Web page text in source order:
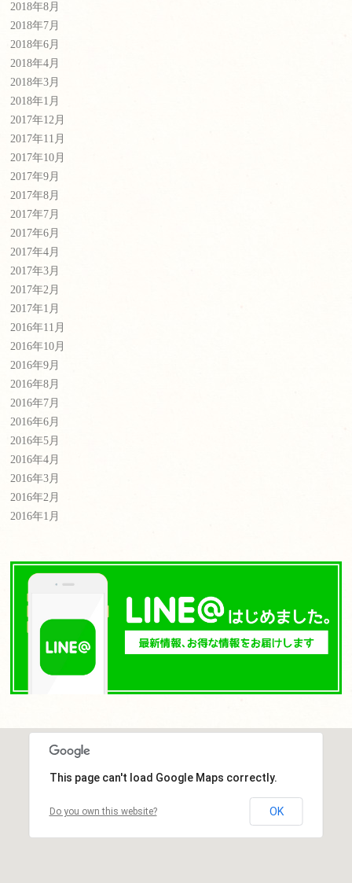
2018年8月
2018年7月
2018年6月
2018年4月
2018年3月
2018年1月
2017年12月
2017年11月
2017年10月
2017年9月
2017年8月
2017年7月
2017年6月
2017年4月
2017年3月
2017年2月
2017年1月
2016年11月
2016年10月
2016年9月
2016年8月
2016年7月
2016年6月
2016年5月
2016年4月
2016年3月
2016年2月
2016年1月
This page can't load Google Maps correctly.
Do you own this website? OK